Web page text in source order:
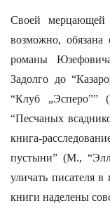
Своей мерцающей
возможно, обязана
романы
Задолго до
“Клуб „Эсперо””
“Песчаных
книга-
пустыни” (М.,
уличать писателя
книги наделены